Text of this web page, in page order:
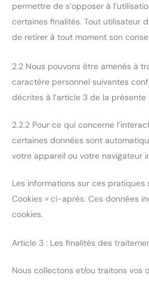
permettre de s’opposer à
certaines finalités. Tout utilisateur
de retirer à tout moment son
2.2 Nous pouvons être amenés à
caractère personnel suivantes
décrites à l’article 3 de la présente
2.2.2 Pour ce qui concerne
certaines données sont
votre appareil ou votre navigateur
Les informations sur ces pratiques
Cookies » ci-après. Ces données
cookies.
Article 3 : Les finalités des
Nous collectons et/ou traitons vos